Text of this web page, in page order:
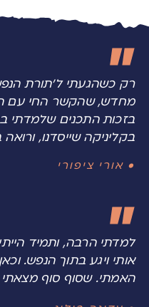
רק כשהגעתי ל'תורת
מחדש, שהקשר החי עם
בזכות התכנים שלמדתי
בקליניקה שייסדנו,
• אורי ציפורי
למדתי הרבה, ותמיד
אותי ויגע בתוך הנפש.
האמתי. שסוף סוף מצאתי